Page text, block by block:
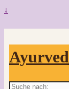
↓
Suche